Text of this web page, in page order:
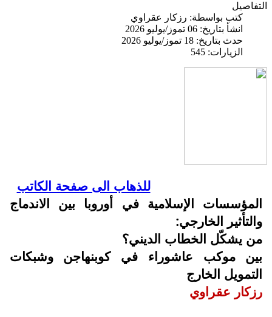
التفاصيل
كتب بواسطة: رزكار عقراوي
انشأ بتاريخ: 06 تموز/يوليو 2026
حدث بتاريخ: 18 تموز/يوليو 2026
الزيارات: 545
للذهاب الى صفحة الكاتب
المؤسسات الإسلامية في أوروبا بين الاندماج
والتأثير الخارجي:
من يشكّل الخطاب الديني؟
بين موكب عاشوراء في كوبنهاجن وشبكات
التمويل الخارج
رزكار عقراوي